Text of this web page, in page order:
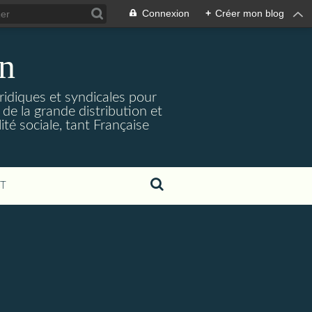
Connexion + Créer mon blog
et syndicales pour
de la grande distribution et
sociale, tant Française